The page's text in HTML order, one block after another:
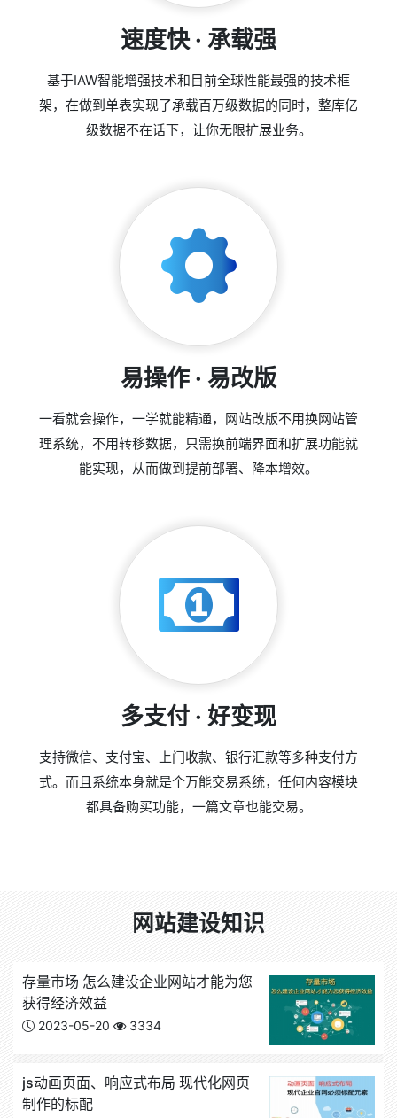
速度快 · 承载强
基于IAW智能增强技术和目前全球性能最强的技术框
架，在做到单表实现了承载百万级数据的同时，整库亿
级数据不在话下，让你无限扩展业务。
易操作 · 易改版
一看就会操作，一学就能精通，网站改版不用换网站管
理系统，不用转移数据，只需换前端界面和扩展功能就
能实现，从而做到提前部署、降本增效。
多支付 · 好变现
支持微信、支付宝、上门收款、银行汇款等多种支付方
式。而且系统本身就是个万能交易系统，任何内容模块
都具备购买功能，一篇文章也能交易。
网站建设知识
存量市场 怎么建设企业网站才能为您
获得经济效益
2023-05-20 3334
js动画页面、响应式布局 现代化网页
制作的标配